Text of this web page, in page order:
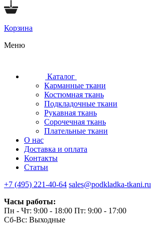
Корзина
Меню
Каталог
Карманные ткани
Костюмная ткань
Подкладочные ткани
Рукавная ткань
Сорочечная ткань
Плательные ткани
О нас
Доставка и оплата
Контакты
Статьи
+7 (495) 221-40-64 sales@podkladka-tkani.ru
Часы работы:
Пн - Чт: 9:00 - 18:00 Пт: 9:00 - 17:00
Сб-Вс: Выходные